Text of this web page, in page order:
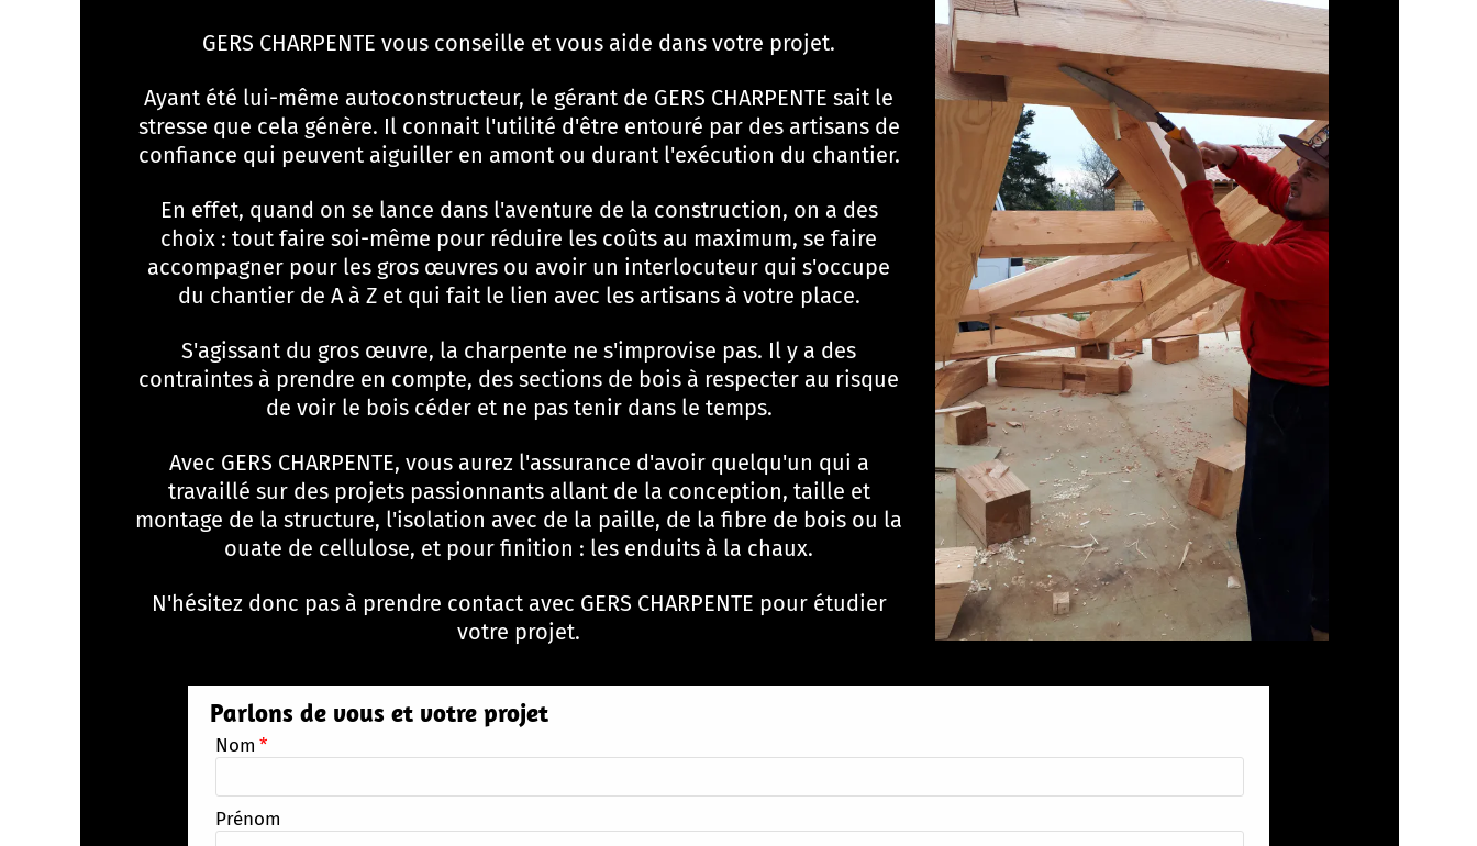
GERS CHARPENTE vous conseille et vous aide dans votre projet.
Ayant été lui-même autoconstructeur, le gérant de GERS CHARPENTE sait le
stresse que cela génère. Il connait l'utilité d'être entouré par des artisans de
confiance qui peuvent aiguiller en amont ou durant l'exécution du chantier.
En effet, quand on se lance dans l'aventure de la construction, on a des
choix : tout faire soi-même pour réduire les coûts au maximum, se faire
accompagner pour les gros œuvres ou avoir un interlocuteur qui s'occupe
du chantier de A à Z et qui fait le lien avec les artisans à votre place.
S'agissant du gros œuvre, la charpente ne s'improvise pas. Il y a des
contraintes à prendre en compte, des sections de bois à respecter au risque
de voir le bois céder et ne pas tenir dans le temps.
Avec GERS CHARPENTE, vous aurez l'assurance d'avoir quelqu'un qui a
travaillé sur des projets passionnants allant de la conception, taille et
montage de la structure, l'isolation avec de la paille, de la fibre de bois ou la
ouate de cellulose, et pour finition : les enduits à la chaux.
N'hésitez donc pas à prendre contact avec GERS CHARPENTE pour étudier
votre projet.
Parlons de vous et votre projet
Nom *
Prénom